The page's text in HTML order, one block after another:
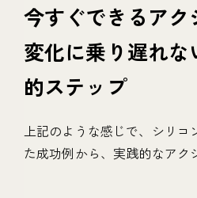
今すぐできるアク
変化に乗り遅れ
的ステップ
上記のような感じで、シリ
た成功例から、実践的なアク